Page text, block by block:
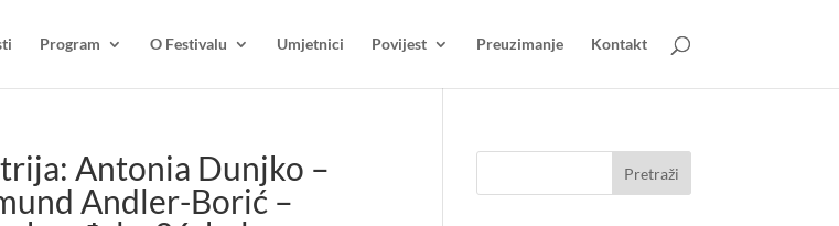
Program O Festivalu Umjetnici Povijest Preuzimanje Kontakt
Antonia Dunjko –
Andler-Borić –